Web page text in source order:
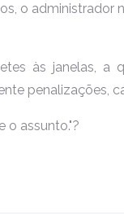
o administrador
às janelas, a
penalizações,
o assunto."?